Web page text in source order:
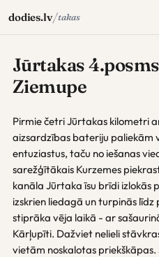
dodies.lv/takas
Jūrtakas
Ziemupe
Pirmie četri Jūrtakas kilometri
aizsardzības bateriju paliekām
entuziastus, taču no iešanas
sarežģītākais Kurzemes
kanāla Jūrtaka īsu brīdi izlokās
izskrien liedagā un turpinās
stiprāka vēja laikā - ar
Kārļupīti. Dažviet nelieli
vietām noskalotas